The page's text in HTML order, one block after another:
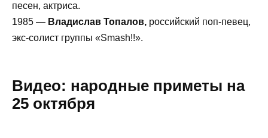
песен, актриса.
1985 — Владислав Топалов, российский поп-певец,
экс-солист группы «Smash!!».
Видео: народные приметы на
25 октября